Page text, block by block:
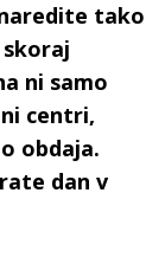
tako
ni samo
centri,
obdaja.
dan v